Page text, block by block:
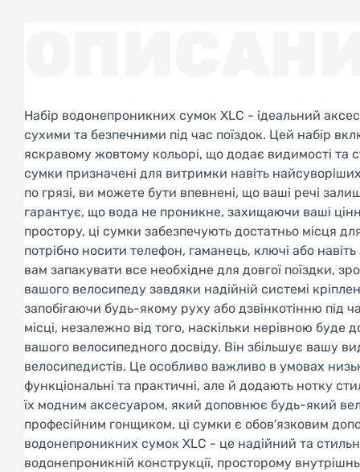
Набір водонепроникних сумок XLC - ідеальний
сухими та безпечними під час поїздок. Цей набір
яскравому жовтому кольорі, що додає видимості та
сумки призначені для витримки навіть
по грязі, ви можете бути впевнені, що ваші речі
гарантує, що вода не проникне, захищаючи ваші
простору, ці сумки забезпечують достатньо місця
потрібно носити телефон, гаманець, ключі або
вам запакувати все необхідне для довгої поїздки,
вашого велосипеду завдяки надійній системі
запобігаючи будь-якому руху або дзвінкотінню під
місці, незалежно від того, наскільки нерівною
вашого велосипедного досвіду. Він збільшує вашу
велосипедистів. Це особливо важливо в умовах
функціональні та практичні, але й додають нотку
їх модним аксесуаром, який доповнює будь-який
професійним гонщиком, ці сумки є обов'язковим
водонепроникних сумок XLC - це надійний та
водонепроникній конструкції, просторому